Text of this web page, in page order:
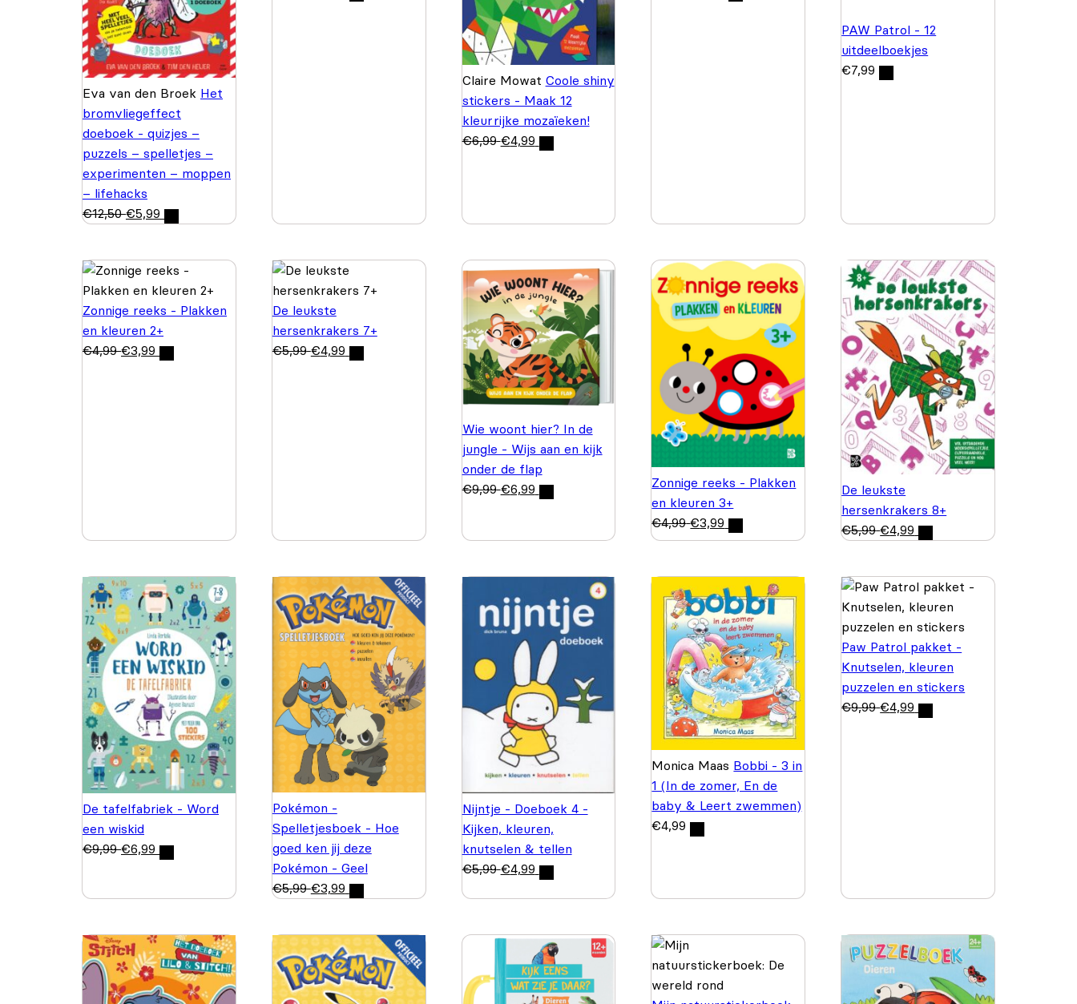
Eva van den Broek Het
bromvliegeffect
doeboek - quizjes –
puzzels – spelletjes –
experimenten – moppen
– lifehacks
€12,50 €5,99
Claire Mowat Coole shiny
stickers - Maak 12
kleurrijke mozaïeken!
€6,99 €4,99
PAW Patrol - 12
uitdeelboekjes
€7,99
Zonnige reeks - Plakken
en kleuren 2+
€4,99 €3,99
De leukste
hersenkrakers 7+
€5,99 €4,99
Wie woont hier? In de
jungle - Wijs aan en kijk
onder de flap
€9,99 €6,99
Zonnige reeks - Plakken
en kleuren 3+
€4,99 €3,99
De leukste
hersenkrakers 8+
€5,99 €4,99
De tafelfabriek - Word
een wiskid
€9,99 €6,99
Pokémon -
Spelletjesboek - Hoe
goed ken jij deze
Pokémon - Geel
€5,99 €3,99
Nijntje - Doeboek 4 -
Kijken, kleuren,
knutselen & tellen
€5,99 €4,99
Monica Maas Bobbi - 3 in
1 (In de zomer, En de
baby & Leert zwemmen)
€4,99
Paw Patrol pakket -
Knutselen, kleuren
puzzelen en stickers
€9,99 €4,99